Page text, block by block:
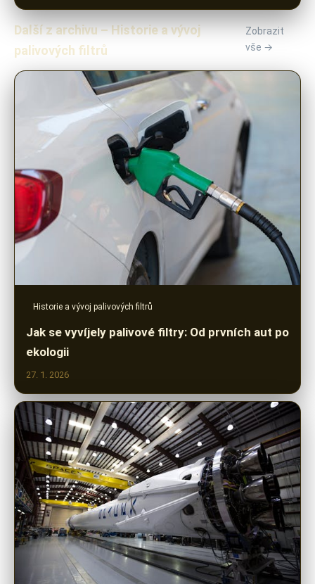
Další z archivu – Historie a vývoj
palivových filtrů
Zobrazit
vše →
Historie a vývoj palivových filtrů
Jak se vyvíjely palivové filtry: Od prvních aut po
ekologii
27. 1. 2026